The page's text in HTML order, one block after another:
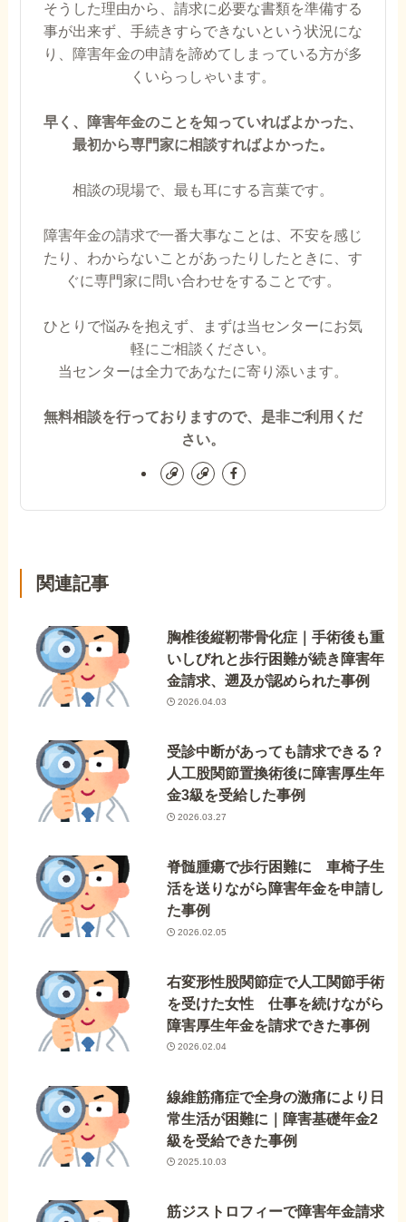
そうした理由から、請求に必要な書類を準備する
事が出来ず、手続きすらできないという状況にな
り、障害年金の申請を諦めてしまっている方が多
くいらっしゃいます。
早く、障害年金のことを知っていればよかった、
最初から専門家に相談すればよかった。
相談の現場で、最も耳にする言葉です。
障害年金の請求で一番大事なことは、不安を感じ
たり、わからないことがあったりしたときに、す
ぐに専門家に問い合わせをすることです。
ひとりで悩みを抱えず、まずは当センターにお気
軽にご相談ください。
当センターは全力であなたに寄り添います。
無料相談を行っておりますので、是非ご利用くだ
さい。
関連記事
胸椎後縦靭帯骨化症｜手術後も重
いしびれと歩行困難が続き障害年
金請求、遡及が認められた事例
2026.04.03
受診中断があっても請求できる？
人工股関節置換術後に障害厚生年
金3級を受給した事例
2026.03.27
脊髄腫瘍で歩行困難に 車椅子生
活を送りながら障害年金を申請し
た事例
2026.02.05
右変形性股関節症で人工関節手術
を受けた女性 仕事を続けながら
障害厚生年金を請求できた事例
2026.02.04
線維筋痛症で全身の激痛により日
常生活が困難に｜障害基礎年金2
級を受給できた事例
2025.10.03
筋ジストロフィーで障害年金請求